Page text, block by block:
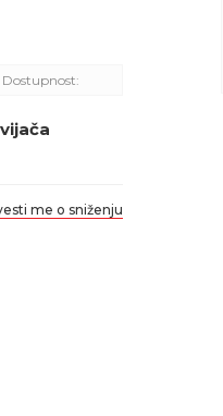
Dostupnost:
me o sniženju